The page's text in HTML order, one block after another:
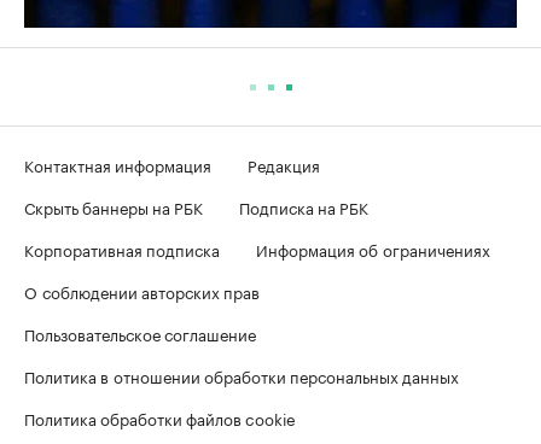
Контактная информация
Редакция
Скрыть баннеры на РБК
Подписка на РБК
Корпоративная подписка
Информация об ограничениях
О соблюдении авторских прав
Пользовательское соглашение
Политика в отношении обработки персональных данных
Политика обработки файлов cookie